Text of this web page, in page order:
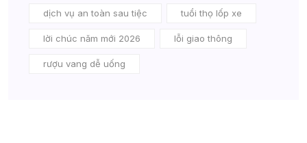
dịch vụ an toàn sau tiệc tuổi thọ lốp xe
lời chúc năm mới 2026 lỗi giao thông
rượu vang dễ uống